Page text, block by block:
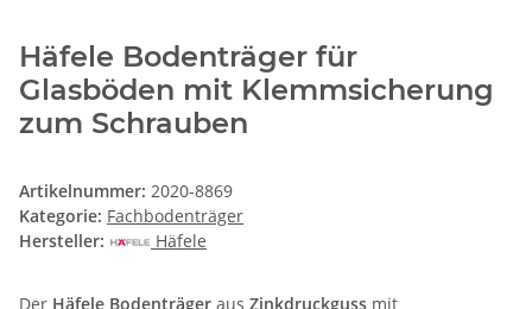
Häfele Bodenträger für
Glasböden mit Klemmsicherung
zum Schrauben
Artikelnummer: 2020-8869
Kategorie: Fachbodenträger
Hersteller:
Häfele
Der Häfele Bodenträger aus Zinkdruckguss mit